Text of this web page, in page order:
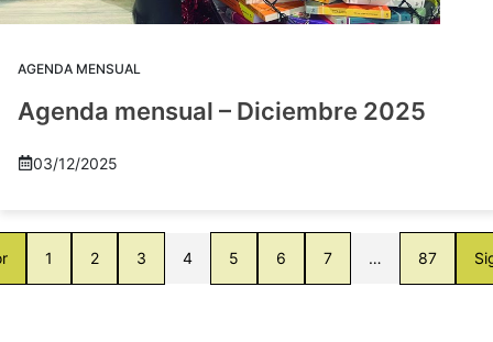
AGENDA MENSUAL
Agenda mensual – Diciembre 2025
03/12/2025
1 2 3 4 5 6 7 … 87